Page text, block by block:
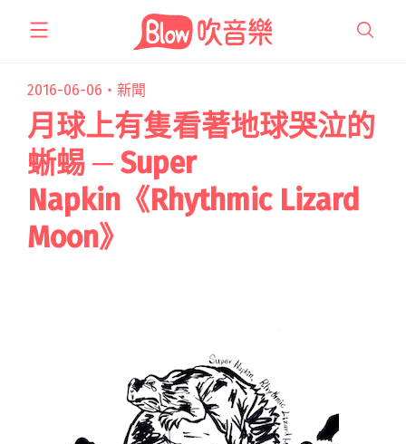
2016-06-06・ 新聞
月球上有隻看著地球哭泣的
蜥蜴 ─ Super
Napkin《Rhythmic Lizard
Moon》